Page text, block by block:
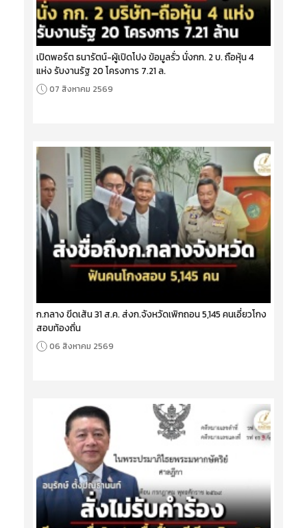
เปิดพอร์ต ธนารัตน์-ผู้เปิดโปง ข้อมูลรั่ว นั่งกก. 2 บ. ถือหุ้น 4
แห่ง รับงานรัฐ 20 โครงการ 7.21 ล.
07 สิงหาคม 2569
ก.กลาง ขีดเส้น 31 ส.ค. ส่งก.จังหวัดเพิกถอน 5,145 คนเอี่ยวโกง
สอบท้องถิ่น
06 สิงหาคม 2569